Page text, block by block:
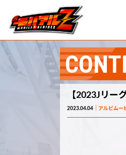
【2023Jリー
2023.04.04 アルビムー